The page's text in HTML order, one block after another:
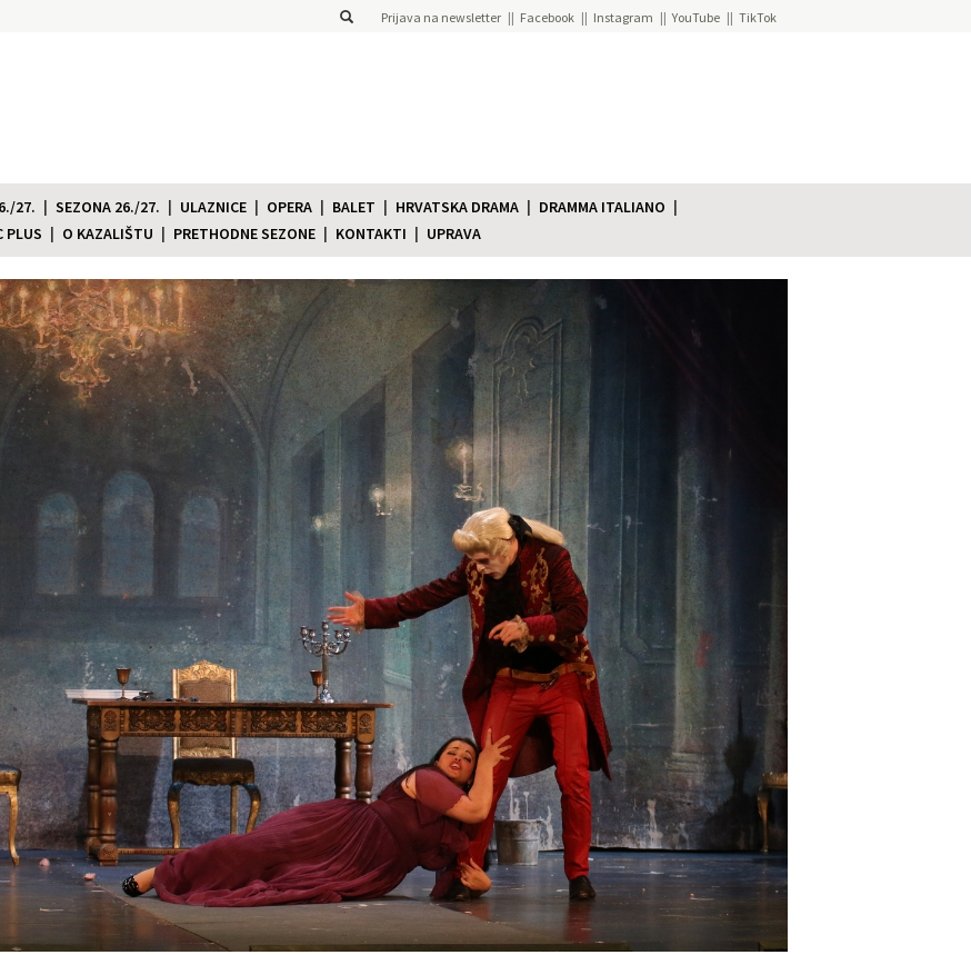
Prijava na newsletter Facebook Instagram YouTube TikTok
27. SEZONA 26./27. ULAZNICE OPERA BALET HRVATSKA DRAMA
DRAMMA ITALIANO
PLUS O KAZALIŠTU PRETHODNE SEZONE KONTAKTI UPRAVA